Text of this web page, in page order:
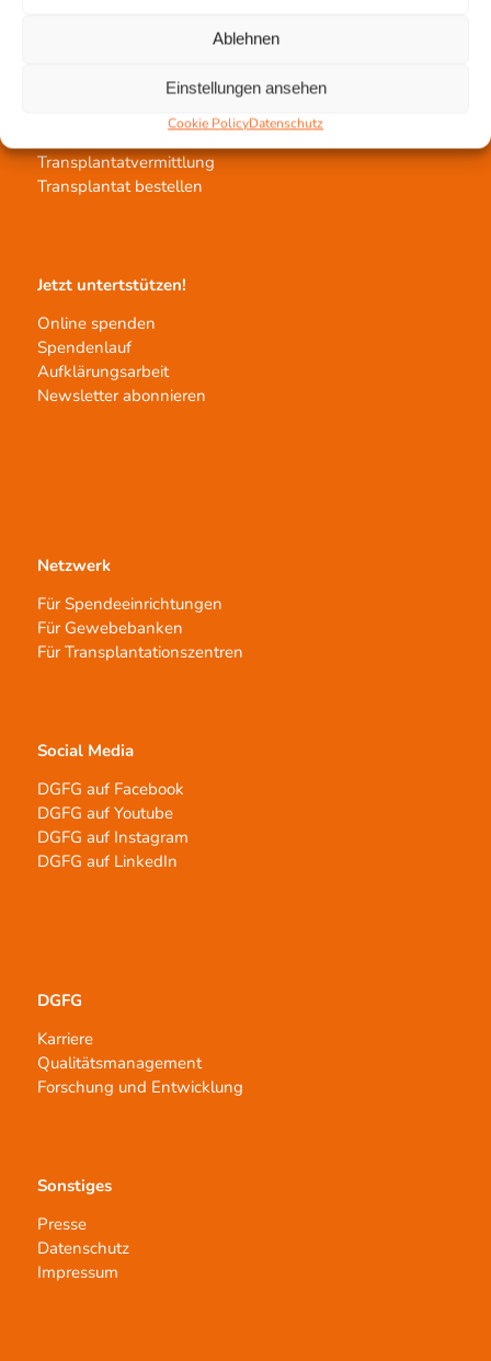
Ablehnen
Einstellungen ansehen
Cookie PolicyDatenschutz
Gewebetransplantation
Gewebeprozessierung
Transplantatvermittlung
Transplantat bestellen
Jetzt untertstützen!
Online spenden
Spendenlauf
Aufklärungsarbeit
Newsletter abonnieren
Netzwerk
Für Spendeeinrichtungen
Für Gewebebanken
Für Transplantationszentren
Social Media
DGFG auf Facebook
DGFG auf Youtube
DGFG auf Instagram
DGFG auf LinkedIn
DGFG
Karriere
Qualitätsmanagement
Forschung und Entwicklung
Sonstiges
Presse
Datenschutz
Impressum